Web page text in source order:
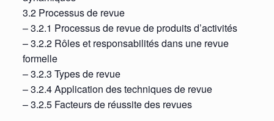
3.2 Processus de revue
– 3.2.1 Processus de revue de produits d’activités
– 3.2.2 Rôles et responsabilités dans une revue
formelle
– 3.2.3 Types de revue
– 3.2.4 Application des techniques de revue
– 3.2.5 Facteurs de réussite des revues